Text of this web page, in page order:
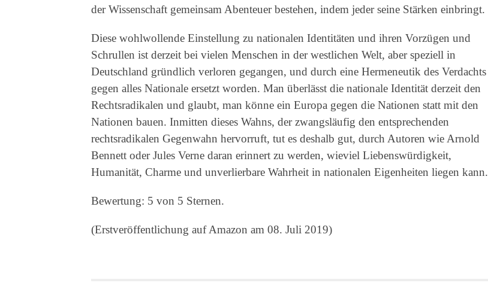
der Wissenschaft gemeinsam Abenteuer bestehen, indem jeder seine Stärken einbringt.
Diese wohlwollende Einstellung zu nationalen Identitäten und ihren Vorzügen und
Schrullen ist derzeit bei vielen Menschen in der westlichen Welt, aber speziell in
Deutschland gründlich verloren gegangen, und durch eine Hermeneutik des Verdachts
gegen alles Nationale ersetzt worden. Man überlässt die nationale Identität derzeit den
Rechtsradikalen und glaubt, man könne ein Europa gegen die Nationen statt mit den
Nationen bauen. Inmitten dieses Wahns, der zwangsläufig den entsprechenden
rechtsradikalen Gegenwahn hervorruft, tut es deshalb gut, durch Autoren wie Arnold
Bennett oder Jules Verne daran erinnert zu werden, wieviel Liebenswürdigkeit,
Humanität, Charme und unverlierbare Wahrheit in nationalen Eigenheiten liegen kann.
Bewertung: 5 von 5 Sternen.
(Erstveröffentlichung auf Amazon am 08. Juli 2019)